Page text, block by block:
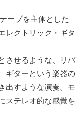
ープを主体とした
レクトリック・ギタ
させるような、リバ
ギターという楽器の
出すような演奏。モ
ステレオ的な感覚を